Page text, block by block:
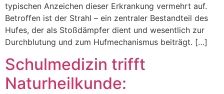
typischen Anzeichen dieser Erkrankung vermehrt auf.
Betroffen ist der Strahl – ein zentraler Bestandteil des
Hufes, der als Stoßdämpfer dient und wesentlich zur
Durchblutung und zum Hufmechanismus beiträgt. […]
Schulmedizin trifft
Naturheilkunde: